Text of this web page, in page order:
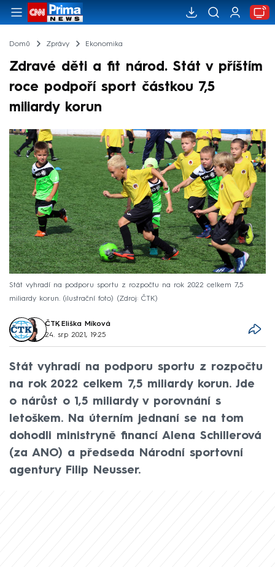
Domů Zprávy Ekonomika
Zdravé děti a fit národ. Stát v příštím
roce podpoří sport částkou 7,5
miliardy korun
Stát vyhradí na podporu sportu z rozpočtu na rok 2022 celkem 7,5
miliardy korun. (ilustrační foto)
Zdroj: ČTK
ČTK, Eliška Míková
24. srp 2021, 19:25
Stát vyhradí na podporu sportu z rozpočtu
na rok 2022 celkem 7,5 miliardy korun. Jde
o nárůst o 1,5 miliardy v porovnání s
letoškem. Na úterním jednaní se na tom
dohodli ministryně financí Alena Schillerová
(za ANO) a předseda Národní sportovní
agentury Filip Neusser.